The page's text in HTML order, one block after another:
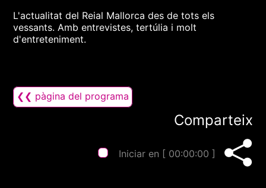
L'actualitat del Reial Mallorca des de tots els
vessants. Amb entrevistes, tertúlia i molt
d'entreteniment.
❮❮ pàgina del programa
Comparteix
Iniciar en [ 00:00:00 ]